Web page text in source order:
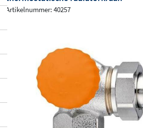
Artikelnummer: 40257